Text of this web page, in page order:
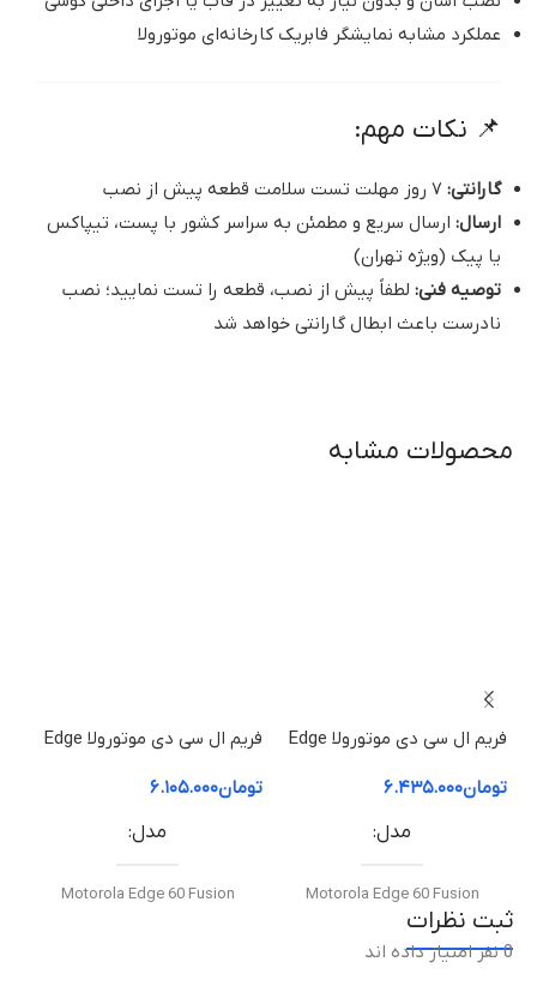
عملکرد مشابه نمایشگر فابریک کارخانه‌ای موتورولا
📌 نکات مهم:
گارانتی:
ارسال: ارسال سریع و مطمئن به سراسر کشور با پست، تیپاکس
یا پیک (ویژه تهران)
توصیه فنی: لطفاً پیش از نصب، قطعه را تست نمایید؛ نصب
نادرست باعث ابطال گارانتی خواهد شد
محصولات مشابه
فریم ال سی دی موتورولا Edge
تومان۶.۴۳۵.۰۰۰
مدل
Motorola Edge 60 Fusion
نوع قطعه
فریم ال سی دی موتورولا Edge
تومان۶.۱۰۵.۰۰۰
مدل
Motorola Edge 60 Fusion
ثبت نظرات
0 نفر امتیاز داده اند